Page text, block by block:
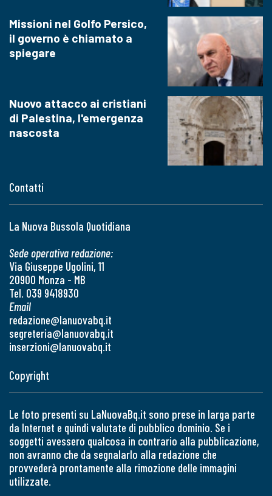
Contatti
La Nuova Bussola Quotidiana
Sede operativa redazione:
Via Giuseppe Ugolini, 11
20900 Monza - MB
Tel. 039 9418930
Email
redazione@lanuovabq.it
segreteria@lanuovabq.it
inserzioni@lanuovabq.it
Missioni nel Golfo Persico,
il governo è chiamato a
spiegare
Nuovo attacco ai cristiani
di Palestina, l'emergenza
nascosta
Copyright
Le foto presenti su LaNuovaBq.it sono prese in larga parte
da Internet e quindi valutate di pubblico dominio. Se i
soggetti avessero qualcosa in contrario alla pubblicazione,
non avranno che da segnalarlo alla redazione che
provvederà prontamente alla rimozione delle immagini
utilizzate.